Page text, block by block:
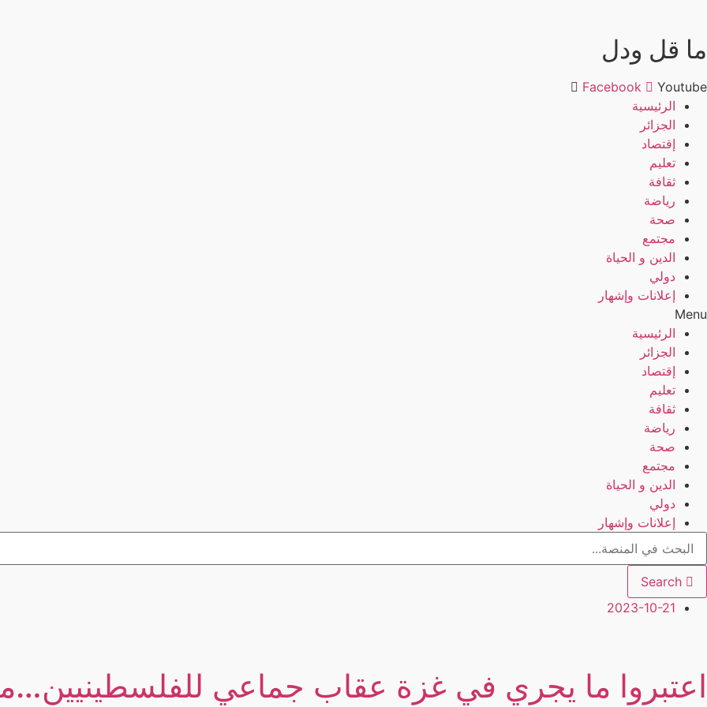
ما قل ودل
Facebook
Youtube
الرئيسية
الجزائر
إقتصاد
تعليم
ثقافة
رياضة
صحة
مجتمع
الدين و الحياة
دولي
إعلانات وإشهار
Menu
الرئيسية
الجزائر
إقتصاد
تعليم
ثقافة
رياضة
صحة
مجتمع
الدين و الحياة
دولي
إعلانات وإشهار
Search
2023-10-21
اعتبروا ما يجري في غزة عقاب جماعي